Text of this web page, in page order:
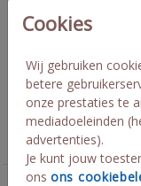
Cookies
Wij gebruiken
betere
onze prestaties te
mediadoeleinden
advertenties).
Je kunt jouw
ons ons
Omschrijving
en Maud. Het
Collectie
Aankondigingsproducten